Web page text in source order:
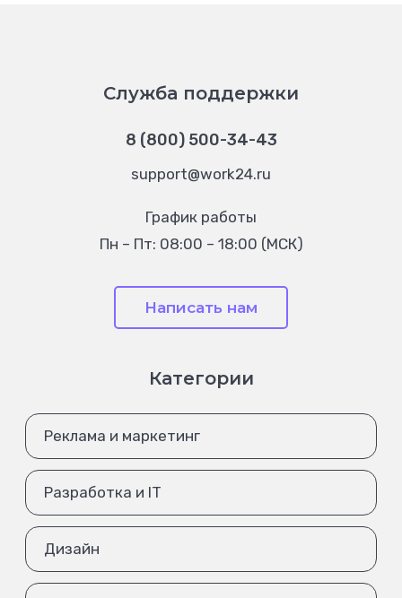
Служба поддержки
8 (800) 500-34-43
support@work24.ru
График работы
Пн – Пт: 08:00 – 18:00 (МСК)
Написать нам
Категории
Реклама и маркетинг
Разработка и IT
Дизайн